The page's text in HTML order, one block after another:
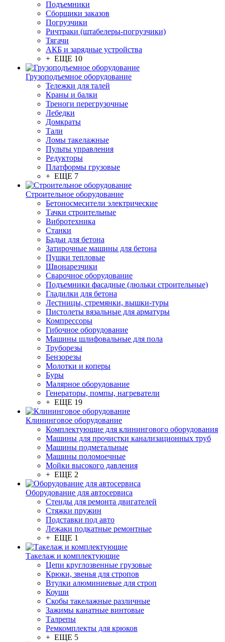
Подъемники
Сборщики заказов
Погрузчики
Ричтраки (штабелеры-погрузчики)
Тягачи
АКБ и зарядные устройства
+ ЕЩЕ 10
Грузоподъемное оборудование
Тележки для талей
Краны и балки
Треноги перегрузочные
Лебедки
Домкраты
Тали
Ломы такелажные
Пульты управления
Редукторы
Платформы грузовые
+ ЕЩЕ 7
Строительное оборудование
Бетоносмесители электрические
Тачки строительные
Вибротехника
Станки
Бадьи для бетона
Затирочные машины для бетона
Пушки тепловые
Швонарезчики
Сварочное оборудование
Подъемники фасадные (люльки строительные)
Гладилки для бетона
Лестницы, стремянки, вышки-туры
Пистолеты вязальные для арматуры
Компрессоры
Гибочное оборудование
Машины шлифовальные для пола
Труборезы
Бензорезы
Молотки и коперы
Буры
Малярное оборудование
Генераторы, помпы, нагреватели
+ ЕЩЕ 19
Клининговое оборудование
Комплектующие для клинингового оборудования
Машины для прочистки канализационных труб
Машины подметальные
Машины поломоечные
Мойки высокого давления
+ ЕЩЕ 2
Оборудование для автосервиса
Стенды для ремонта двигателей
Стяжки пружин
Подставки под авто
Лежаки подкатные ремонтные
+ ЕЩЕ 1
Такелаж и комплектующие
Цепи круглозвенные грузовые
Крюки, звенья для стропов
Втулки алюминиевые для строп
Коуши
Скобы такелажные различные
Зажимы канатные винтовые
Талрепы
Ремкомплекты для крюков
+ ЕЩЕ 5